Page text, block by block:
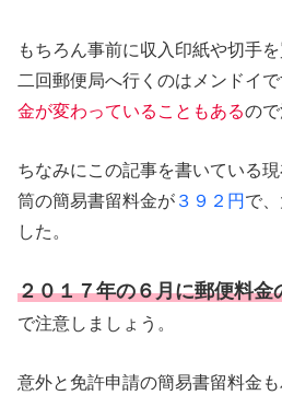
もちろん事前に収入印紙や切手
二回郵便局へ行くのはメンドイで
金が変わっていることもあるので
ちなみにこの記事を書いている
筒の簡易書留料金が ３９２円 で
した。
２０１７年の６月に郵便料金
で注意しましょう。
意外と免許申請の簡易書留料金